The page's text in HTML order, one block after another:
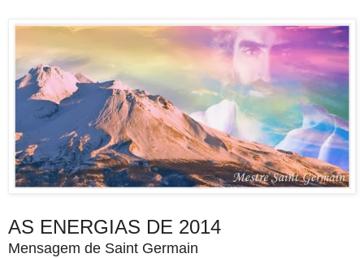
AS ENERGIAS DE 2014
Mensagem de Saint Germain